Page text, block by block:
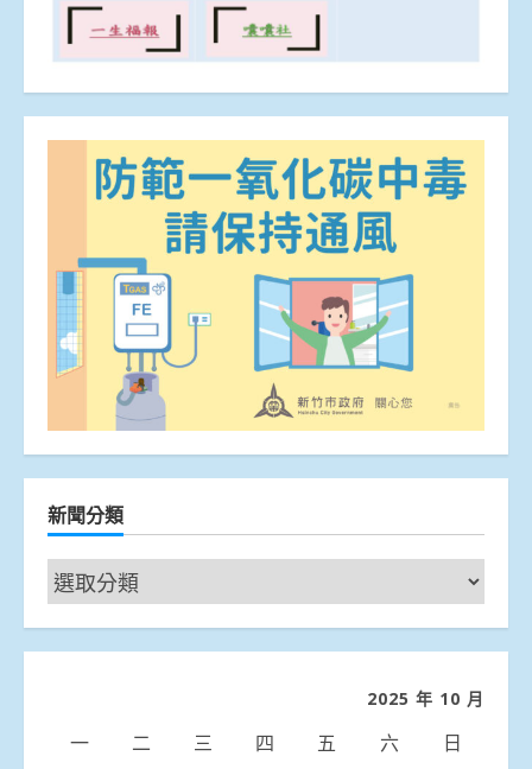
新聞分類
新
聞
分
2025 年 10 月
一 二 三 四 五 六 日